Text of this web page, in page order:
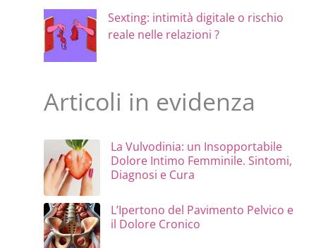
Sexting: intimità digitale o rischio
reale nelle relazioni ?
Articoli in evidenza
La Vulvodinia: un Insopportabile
Dolore Intimo Femminile. Sintomi,
Diagnosi e Cura
L’Ipertono del Pavimento Pelvico e
il Dolore Cronico